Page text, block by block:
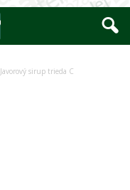
Javorový sirup trieda C